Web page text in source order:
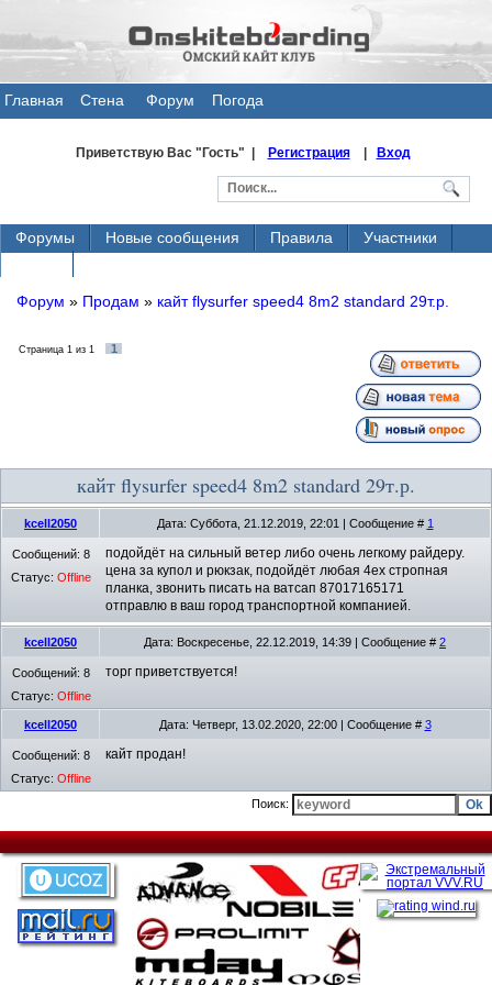
Главная
Стена
Форум Погода
Приветствую Вас"Гость" | Регистрация| Вход
Форумы Новые сообщения Правила
Участники
Форум » Продам » кайт flysurfer speed4 8m2 standard 29т.р.
Страница 1 из 1 1
кайт flysurfer speed4 8m2 standard 29т.р.
kcell2050 Дата: Суббота, 21.12.2019, 22:01 | Сообщение # 1
Сообщений: 8
Статус: Offline
подойдёт на сильный ветер либо очень легкому райдеру.
цена за купол и рюкзак, подойдёт любая 4ех стропная
планка, звонить писать на ватсап 87017165171
отправлю в ваш город транспортной компанией.
kcell2050 Дата: Воскресенье, 22.12.2019, 14:39 | Сообщение # 2
Сообщений: 8
Статус: Offline
торг приветствуется!
kcell2050 Дата: Четверг, 13.02.2020, 22:00 | Сообщение # 3
Сообщений: 8
Статус: Offline
кайт продан!
Поиск: